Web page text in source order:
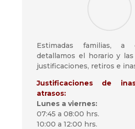
Estimadas familias, a
detallamos el horario y
justificaciones, retiros e
Justificaciones de
atrasos:
Lunes a viernes:
07:45 a 08:00 hrs.
10:00 a 12:00 hrs.